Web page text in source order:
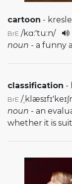
cartoon -
BrE /kɑ:'tu:n/
noun - a funny
classification -
BrE /
noun - an
whether it is